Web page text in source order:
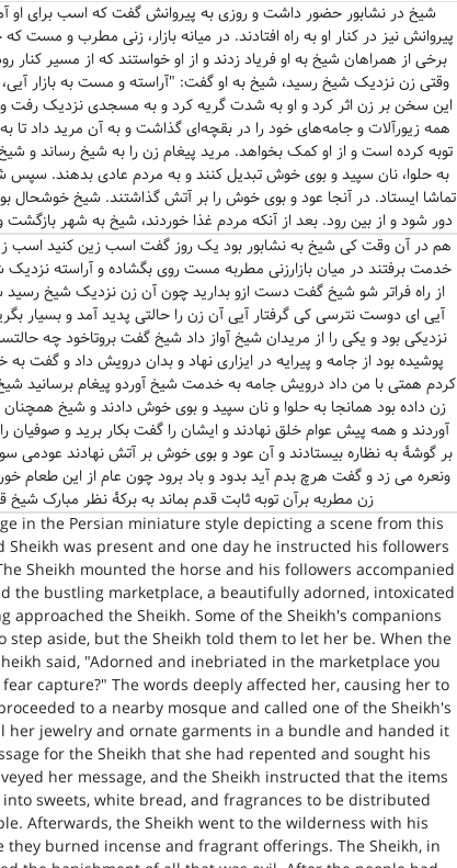
شیخ در نشابور حضور داشت و روزی به پیروانش گفت که اسب برای او
پیروانش نیز در کنار او به راه افتادند. در میانه بازار، زنی مطرب و مست
برخی از همراهان شیخ به او فریاد زدند و از او خواستند که از مسیر کنار
وقتی زن نزدیک شیخ رسید، شیخ به او گفت: "آراسته و مست به بازار
این سخن بر زن اثر کرد و او به شدت گریه کرد و به مسجدی نزدیک رفت
همه زیورآلات و جامه‌های خود را در بقچه‌ای گذاشت و به آن مرید داد تا
توبه کرده است و از او کمک بخواهد. مرید پیغام زن را به شیخ رساند و
به حلوا، نان سپید و بوی خوش تبدیل کنند و به مردم عادی بدهند. سپس
تماشا ایستاد. در آنجا عود و بوی خوش را بر آتش گذاشتند. شیخ خوشحال
دور شود و از بین رود. بعد از آنکه مردم غذا خوردند، شیخ به شهر
هم در آن وقت کی شیخ به نشابور بود یک روز گفت اسب زین کنید اسب
خدمت برفتند در میان بازارزنی مطربه مست روی بگشاده و آراسته
از راه فراتر شو شیخ گفت دست ازو بدارید چون آن زن نزدیک شیخ رسید
آیی ای دوست نترسی کی گرفتار آیی آن زن را حالتی پدید آمد و
نزدیکی بود و یکی را از مریدان شیخ آواز داد شیخ گفت بروتاخود چه
پوشیده بود از جامه و پیرایه در ایزاری نهاد و بدان درویش داد و گفت
کردم همتی با من داد درویش جامه به خدمت شیخ آوردو پیغام برسانید
زن داده بود همانجا به حلوا و نان سپید و بوی خوش دادند و شیخ
آوردند و همه پیش عوام خلق نهادند و ایشان را گفت بکار برید و صوفیان
بر گوشۀ به نظاره بیستادند و آن عود و بوی خوش بر آتش نهادند
ونعره می زد و گفت هرچ بدم آید بدود و باد برود چون عام از این طعام
زن مطربه برآن توبه ثابت قدم بماند به برکۀ نظر مبارک شیخ
in the Persian miniature style depicting a scene from this
Sheikh was present and one day he instructed his followers
Sheikh mounted the horse and his followers accompanied
the bustling marketplace, a beautifully adorned, intoxicated
approached the Sheikh. Some of the Sheikh's companions
step aside, but the Sheikh told them to let her be. When the
said, "Adorned and inebriated in the marketplace you
capture?" The words deeply affected her, causing her to
to a nearby mosque and called one of the Sheikh's
her jewelry and ornate garments in a bundle and handed it
for the Sheikh that she had repented and sought his
her message, and the Sheikh instructed that the items
sweets, white bread, and fragrances to be distributed
Afterwards, the Sheikh went to the wilderness with his
they burned incense and fragrant offerings. The Sheikh, in